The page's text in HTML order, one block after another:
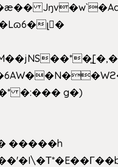
լ�
�:��� g�)
�����h